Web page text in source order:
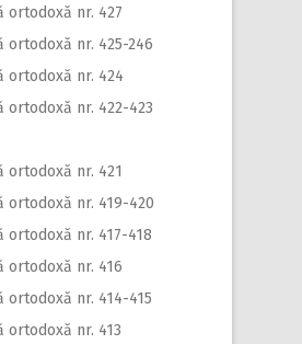
ortodoxă nr. 427
ortodoxă nr. 425-246
ortodoxă nr. 424
ortodoxă nr. 422-423
ortodoxă nr. 421
ortodoxă nr. 419-420
ortodoxă nr. 417-418
ortodoxă nr. 416
ortodoxă nr. 414-415
ortodoxă nr. 413